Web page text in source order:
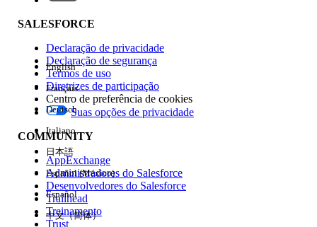
Impacto do recurso
Edição
Experiência
SALESFORCE
Declaração de privacidade
Declaração de segurança
Termos de uso
Diretrizes de participação
Centro de preferência de cookies
Suas opções de privacidade
COMMUNITY
AppExchange
Administradores do Salesforce
Desenvolvedores do Salesforce
Trailhead
Treinamento
Trust
English
Français
Deutsch
Italiano
日本語
Español (México)
Español
中文（简体）